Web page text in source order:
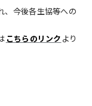
、今後各生協等への
こちらのリンク より